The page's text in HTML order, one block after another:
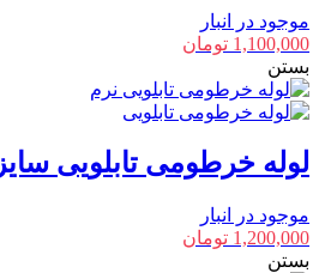
موجود در انبار
1,100,000 تومان
بستن
لوله خرطومی تابلویی سایز 16
موجود در انبار
1,200,000 تومان
بستن